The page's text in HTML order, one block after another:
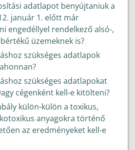
adatlapot benyújtaniuk a
január 1. előtt már
engedéllyel rendelkező alsó-,
üzemeknek is?
szükséges adatlapok
szükséges adatlapokat
cégenként kell-e kitölteni?
külön-külön a toxikus,
anyagokra történő
az eredményeket kell-e